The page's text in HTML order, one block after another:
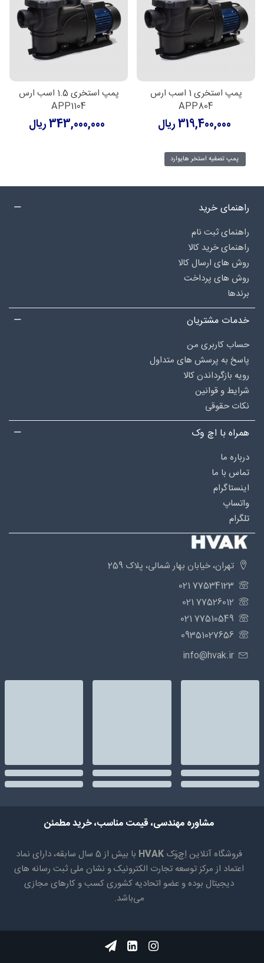
پمپ استخری 1 اسب ارس
APP804
319,400,000 ریال
پمپ استخری 1.5 اسب ارس
APP1104
343,000,000 ریال
پمپ تصفیه استخر هایوارد
راهنمای خرید
راهنمای ثبت نام
راهنمای خرید کالا
روش های ارسال کالا
روش های پرداخت
برندها
خدمات مشتریان
حساب کاربری من
پاسخ به پرسش های متداول
رویه بازگرداندن کالا
شرایط و قوانین
نکات حقوقی
همراه با اچ وک
درباره‌ ما
تماس با ما
اینستاگرام
واتساپ
تلگرام
تهران، خیابان بهار شمالی، پلاک 259
77534123 021
77526012 021
77510549 021
09351027656
info@hvak.ir
مشاوره مهندسی، قیمت مناسب، خرید مطمئن
فروشگاه آنلاین اِچ‌وَک HVAK
با بیش از 5 سال سابقه، دارای نماد
اعتماد از مرکز توسعه تجارت الکترونیک و نشان ملی ثبت رسانه های
دیجیتال بوده و عضو اتحادیه کشوری کسب و کارهای مجازی
می‌باشد.